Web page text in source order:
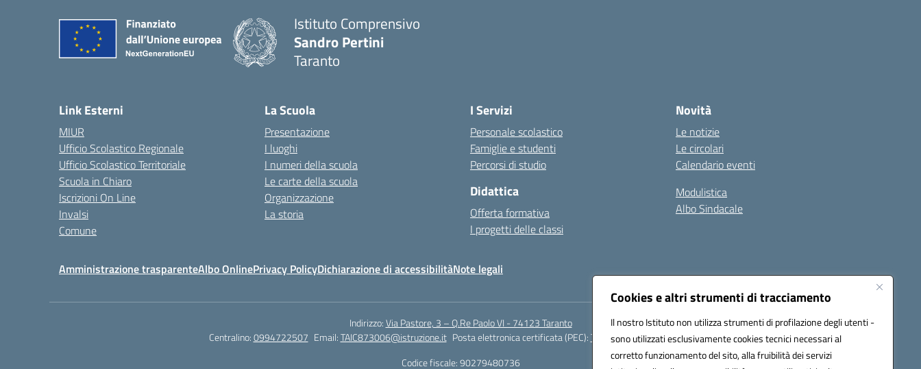
Cookies e altri strumenti di tracciamento
Il nostro Istituto non utilizza strumenti di profilazione degli utenti -
sono utilizzati esclusivamente cookies tecnici necessari al
corretto funzionamento del sito, alla fruibilità dei servizi
Istituto Comprensivo
Sandro Pertini
Taranto
Link Esterni
MIUR
Ufficio Scolastico Regionale
Ufficio Scolastico Territoriale
Scuola in Chiaro
Iscrizioni On Line
Invalsi
Comune
La Scuola
Presentazione
I luoghi
I numeri della scuola
Le carte della scuola
Organizzazione
La storia
I Servizi
Personale scolastico
Famiglie e studenti
Percorsi di studio
Didattica
Offerta formativa
I progetti delle classi
Novità
Le notizie
Le circolari
Calendario eventi
Modulistica
Albo Sindacale
Amministrazione trasparenteAlbo OnlinePrivacy PolicyDichiarazione di accessibilitàNote legali
Indirizzo:Via Pastore, 3 – Q.Re Paolo VI - 74123 Taranto
Centralino:0994722507 Email:TAIC873006@istruzione.it Posta elettronica certificata (PEC):TAIC873006@pec.istruzione.it
Codice fiscale: 90279480736